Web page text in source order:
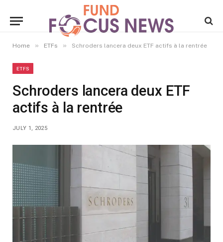
Home » ETFs » Schroders lancera deux ETF actifs à la rentrée
ETFS
Schroders lancera deux ETF
actifs à la rentrée
JULY 1, 2025